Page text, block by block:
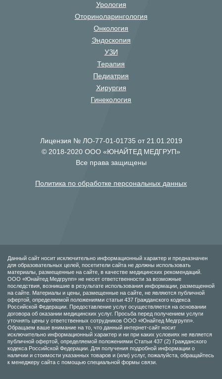
Урология
Оториноларингология
Онкология
Эндоскопия
УЗИ
Терапия
Педиатрия
Хирургия
Гинекология
Лицензия № ЛО-77-01-01735 от 21.01.2019
© 2018-2020 ООО «ЮНАЙТЕД МЕДГРУП»
Все права защищены
Политика по обработке персональных данных
Данный сайт носит исключительно информационный характер и предназначен
для образовательных целей, посетители сайта не должны использовать
материалы, размещенные на сайте, в качестве медицинских рекомендаций.
ООО «Юнайтед Медгрупп» не несет ответственности за возможные
последствия, возникшие в результате использования информации, размещенной
на сайте. Материалы и цены, размещенные на сайте, не являются публичной
офертой, определяемой положениями статьи 437 Гражданского кодекса
Российской Федерации. Предоставление услуг осуществляется на основании
договора об оказании медицинских услуг. Просьба перед получением услуги
уточнять цены у ответственных сотрудников ООО «Юнайтед Медгрупп».
Обращаем ваше внимание на то, что данный интернет-сайт носит
исключительно информационный характер и ни при каких условиях не является
публичной офертой, определяемой положениями Статьи 437 (2) Гражданского
кодекса Российской Федерации. Для получения подробной информации о
наличии и стоимости указанных товаров и (или) услуг, пожалуйста, обращайтесь
к менеджеру сайта с помощью специальной формы связи.